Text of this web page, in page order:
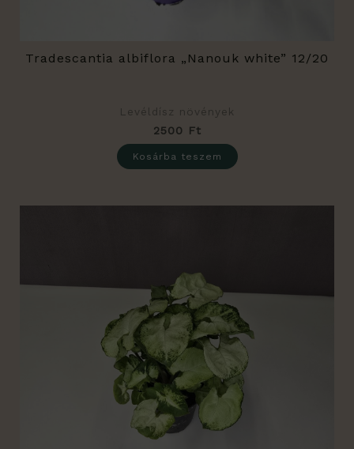
Tradescantia albiflora „Nanouk white” 12/20
Levéldísz növények
2500 Ft
Kosárba teszem